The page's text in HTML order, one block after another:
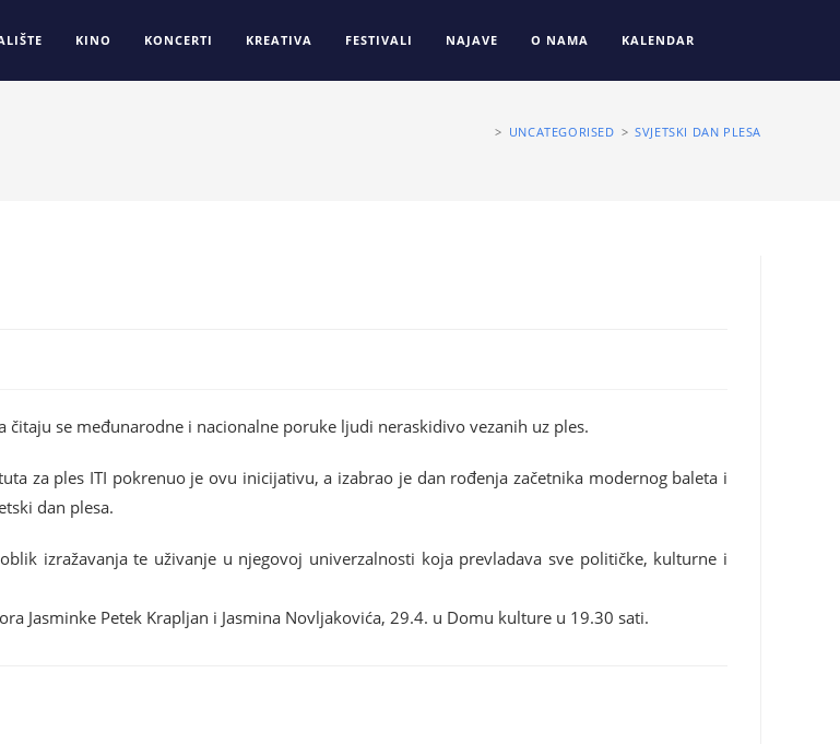
KINO KONCERTI KREATIVA FESTIVALI NAJAVE O NAMA KALENDAR
> UNCATEGORISED > SVJETSKI DAN PLESA
se međunarodne i nacionalne poruke ljudi neraskidivo vezanih uz ples.
za ples ITI pokrenuo je ovu inicijativu, a izabrao je dan rođenja začetnika modernog baleta i
dan plesa.
izražavanja te uživanje u njegovoj univerzalnosti koja prevladava sve političke, kulturne i
Jasminke Petek Krapljan i Jasmina Novljakovića, 29.4. u Domu kulture u 19.30 sati.